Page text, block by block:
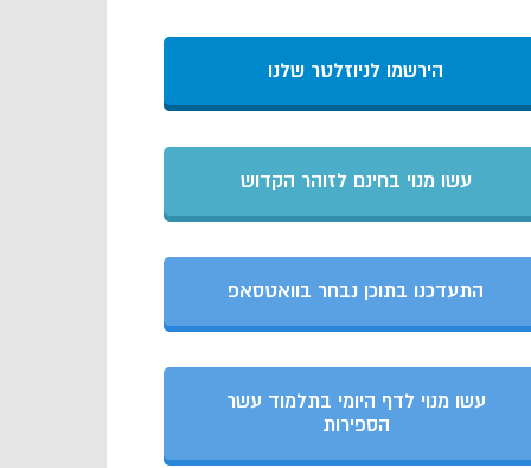
הירשמו לניוזלטר שלנו
עשו מנוי בחינם לזוהר הקדוש
התעדכנו בתוכן נבחר בוואטסאפ
עשו מנוי לדף היומי בתלמוד עשר
הספירות